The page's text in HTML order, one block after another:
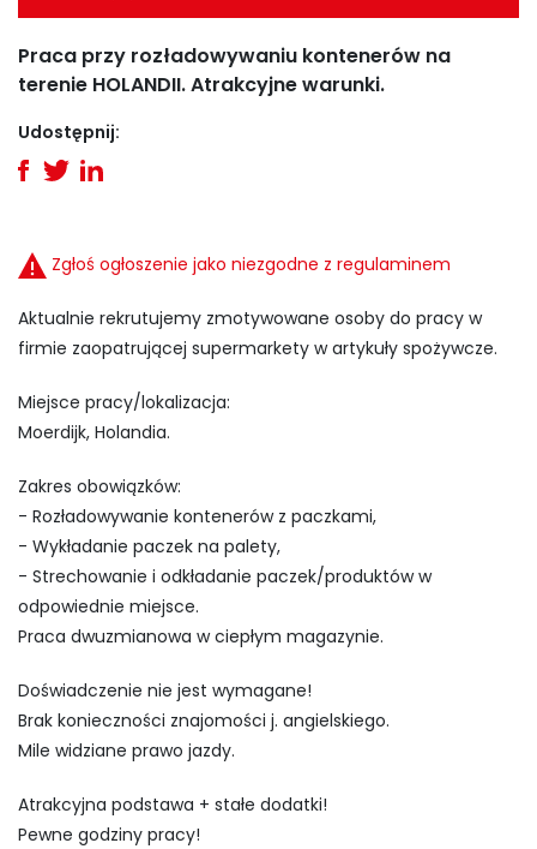
Praca przy rozładowywaniu kontenerów na
terenie HOLANDII. Atrakcyjne warunki.
Udostępnij:
Zgłoś ogłoszenie jako niezgodne z regulaminem
Aktualnie rekrutujemy zmotywowane osoby do pracy w
firmie zaopatrującej supermarkety w artykuły spożywcze.
Miejsce pracy/lokalizacja:
Moerdijk, Holandia.
Zakres obowiązków:
- Rozładowywanie kontenerów z paczkami,
- Wykładanie paczek na palety,
- Strechowanie i odkładanie paczek/produktów w
odpowiednie miejsce.
Praca dwuzmianowa w ciepłym magazynie.
Doświadczenie nie jest wymagane!
Brak konieczności znajomości j. angielskiego.
Mile widziane prawo jazdy.
Atrakcyjna podstawa + stałe dodatki!
Pewne godziny pracy!